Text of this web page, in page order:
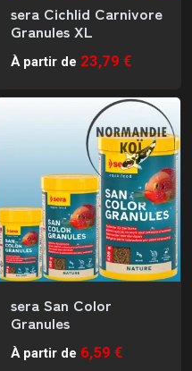
sera Cichlid Carnivore
Granules XL
À partir de 23,79 €
sera San Color
Granules
À partir de 6,59 €